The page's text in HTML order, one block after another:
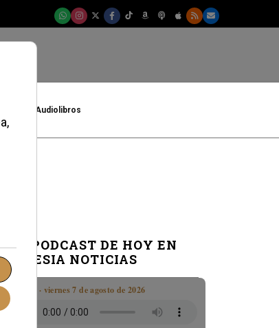
Audiolibros
EL PODCAST DE HOY EN
IGLESIA NOTICIAS
Boletín · viernes 7 de agosto de 2026